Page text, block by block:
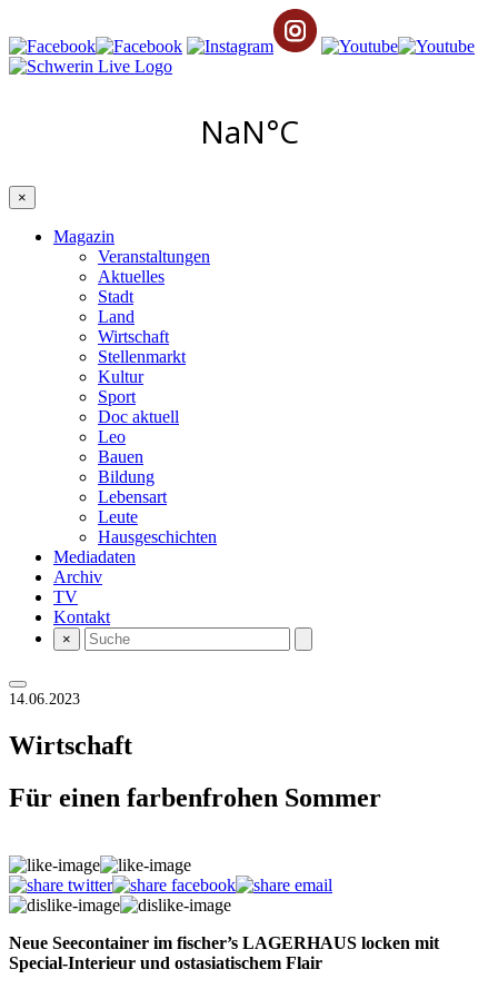
×
Magazin
Veranstaltungen
Aktuelles
Stadt
Land
Wirtschaft
Stellenmarkt
Kultur
Sport
Doc aktuell
Leo
Bauen
Bildung
Lebensart
Leute
Hausgeschichten
Mediadaten
Archiv
TV
Kontakt
×
14.06.2023
Wirtschaft
Für einen farbenfrohen Sommer
Neue Seecontainer im fischer’s LAGERHAUS locken mit
Special-Interieur und ostasiatischem Flair